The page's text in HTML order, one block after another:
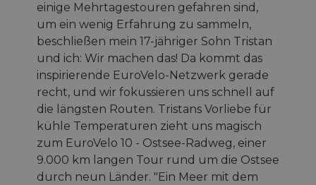
einige Mehrtagestouren gefahren sind,
um ein wenig Erfahrung zu sammeln,
beschließen mein 17-jähriger Sohn Tristan
und ich: Wir machen das! Da kommt das
inspirierende EuroVelo-Netzwerk gerade
recht, und wir fokussieren uns schnell auf
die längsten Routen. Tristans Vorliebe für
kühle Temperaturen zieht uns magisch
zum EuroVelo 10 - Ostsee-Radweg, einer
9.000 km langen Tour rund um die Ostsee
durch neun Länder. "Ein Meer mit dem